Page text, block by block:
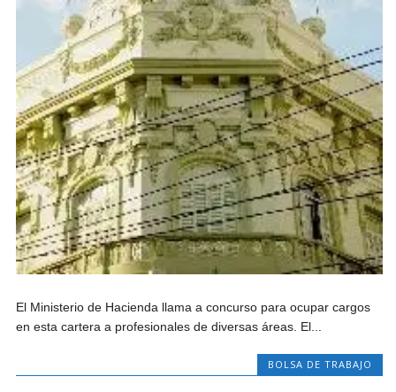
El Ministerio de Hacienda llama a concurso para ocupar cargos
en esta cartera a profesionales de diversas áreas. El...
BOLSA DE TRABAJO